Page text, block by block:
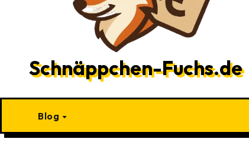
Schnäppchen-Fuchs.de
Blog